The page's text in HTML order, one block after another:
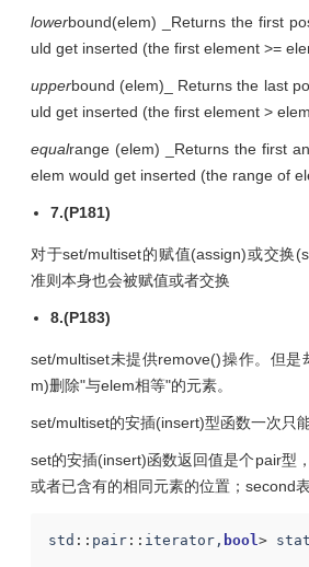
lowerbound(elem) _Returns the first
uld get inserted (the first element >=
upperbound (elem)_ Returns the last
uld get inserted (the first element >
equalrange (elem) _Returns the first
elem would get inserted (the range of
7.(P181)
对于set/multiset的赋值(assign)或交换
准则本身也会被赋值或者交换
8.(P183)
set/multiset未提供remove()操作。但是
m)删除"与elem相等"的元素。
set/multiset的安插(insert)型函数一次只
set的安插(insert)函数返回值是个pair型
或者已含有的相同元素的位置；second
std :: pair :: iterator , bool >